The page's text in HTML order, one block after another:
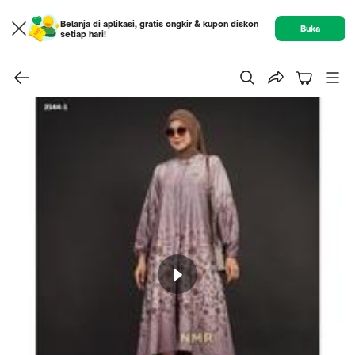
Belanja di aplikasi, gratis ongkir & kupon diskon
setiap hari!
Buka